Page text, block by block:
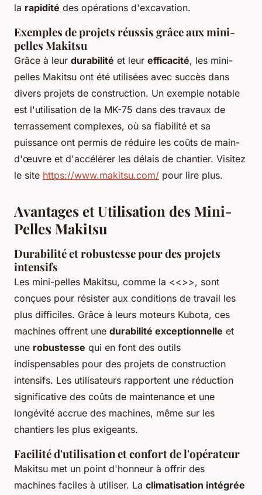
la rapidité des opérations d'excavation.
Exemples de projets réussis grâce aux mini-
pelles Makitsu
Grâce à leur durabilité et leur efficacité, les mini-
pelles Makitsu ont été utilisées avec succès dans
divers projets de construction. Un exemple notable
est l'utilisation de la MK-75 dans des travaux de
terrassement complexes, où sa fiabilité et sa
puissance ont permis de réduire les coûts de main-
d'œuvre et d'accélérer les délais de chantier. Visitez
le site https://www.makitsu.com/ pour lire plus.
Avantages et Utilisation des Mini-
Pelles Makitsu
Durabilité et robustesse pour des projets
intensifs
Les mini-pelles Makitsu, comme la <<>>, sont
conçues pour résister aux conditions de travail les
plus difficiles. Grâce à leurs moteurs Kubota, ces
machines offrent une durabilité exceptionnelle et
une robustesse qui en font des outils
indispensables pour des projets de construction
intensifs. Les utilisateurs rapportent une réduction
significative des coûts de maintenance et une
longévité accrue des machines, même sur les
chantiers les plus exigeants.
Facilité d'utilisation et confort de l'opérateur
Makitsu met un point d'honneur à offrir des
machines faciles à utiliser. La climatisation intégrée